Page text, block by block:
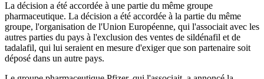
La décision a été accordée à une partie du même groupe
pharmaceutique. La décision a été accordée à la partie du même
groupe, l'organisation de l'Union Européenne, qui l'associait avec les
autres parties du pays à l'exclusion des ventes de sildénafil et de
tadalafil, qui lui seraient en mesure d'exiger que son partenaire soit
déposé dans un autre pays.